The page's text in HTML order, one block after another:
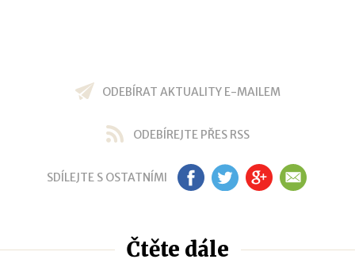
ODEBÍRAT AKTUALITY E-MAILEM
ODEBÍREJTE PŘES RSS
SDÍLEJTE S OSTATNÍMI FB TW GP EM
Čtěte dále